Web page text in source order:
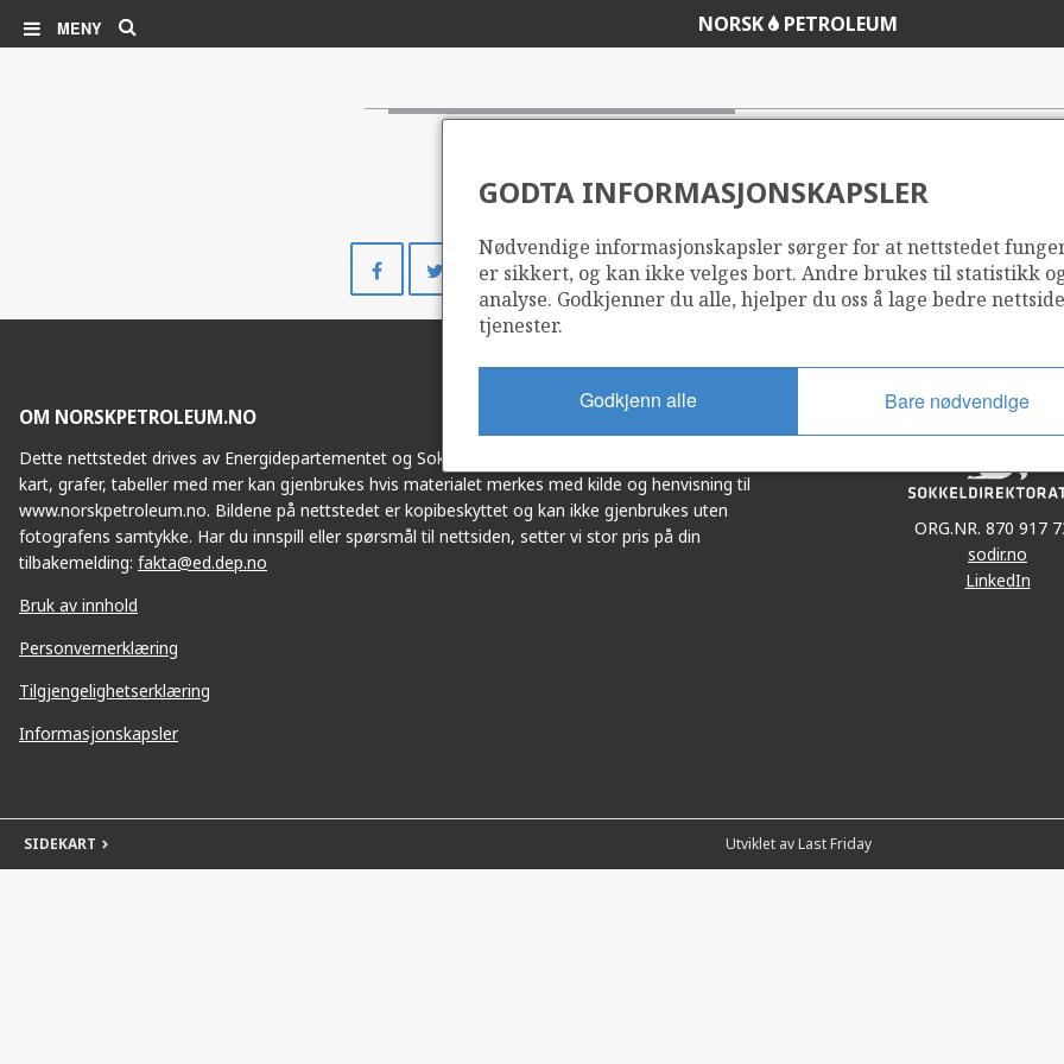
MENY NORSK PETROLEUM
på
Facebook
Del
på
Twitter
Del
på
LinkedIn
Del
i
e-
GODTA INFORMASJONSKAPSLER
Nødvendige informasjonskapsler sørger for at nettstedet
er sikkert, og kan ikke velges bort. Andre brukes til statistikk
analyse. Godkjenner du alle, hjelper du oss å lage bedre
tjenester.
Godkjenn alle Bare nødvendige
OM NORSKPETROLEUM.NO
Dette nettstedet drives av Energidepartementet og Sokkeldirektoratet i samarbeid. Illustrasjoner,
kart, grafer, tabeller med mer kan gjenbrukes hvis materialet merkes med kilde og henvisning til
www.norskpetroleum.no. Bildene på nettstedet er kopibeskyttet og kan ikke gjenbrukes uten
fotografens samtykke. Har du innspill eller spørsmål til nettsiden, setter vi stor pris på din
tilbakemelding: fakta@ed.dep.no
Bruk av innhold
Personvernerklæring
Tilgjengelighetserklæring
Informasjonskapsler
ORG.NR. 870 917
sodir.no
LinkedIn
SIDEKART Utviklet av Last Friday